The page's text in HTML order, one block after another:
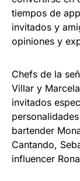
tiempos de
invitados y
opiniones y
Chefs de la
Villar y
invitados
bartender
Cantando,
influencer